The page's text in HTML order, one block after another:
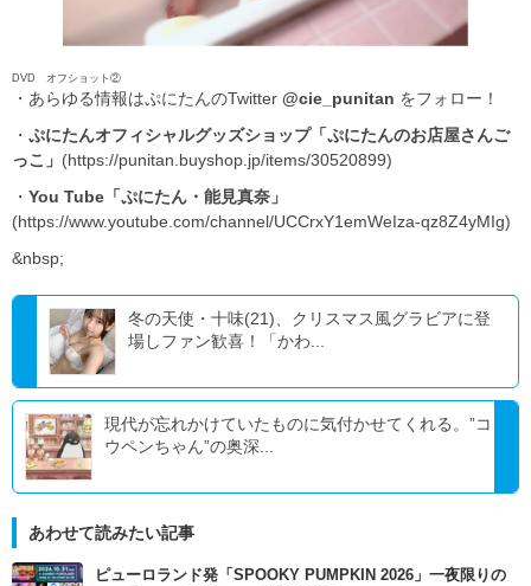
DVD オフショット②
・あらゆる情報はぷにたんのTwitter @cie_punitan をフォロー！
・ ぷにたんオフィシャルグッズショップ「ぷにたんのお店屋さんご
っこ」 (https://punitan.buyshop.jp/items/30520899)
・ You Tube「ぷにたん・能見真奈」
(https://www.youtube.com/channel/UCCrxY1emWeIza-qz8Z4yMIg)
&nbsp;
冬の天使・十味(21)、クリスマス風グラビアに登
場しファン歓喜！「かわ...
現代が忘れかけていたものに気付かせてくれる。”コ
ウペンちゃん”の奥深...
あわせて読みたい記事
ピューロランド発「SPOOKY PUMPKIN 2026」一夜限りの